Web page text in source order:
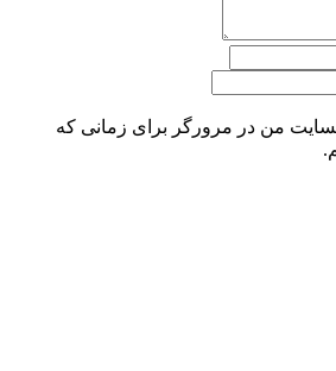
من در مرورگر برای زمانی که